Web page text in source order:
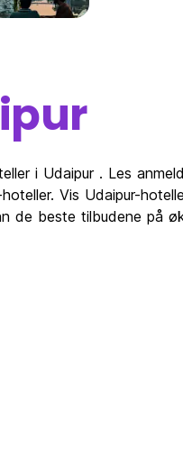
i Udaipur . Les
Vis Udaipur-
de beste tilbudene på